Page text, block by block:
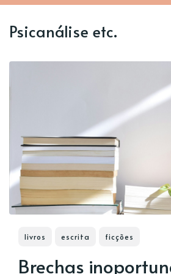
Psicanálise etc.
livros escrita ficções
Brechas